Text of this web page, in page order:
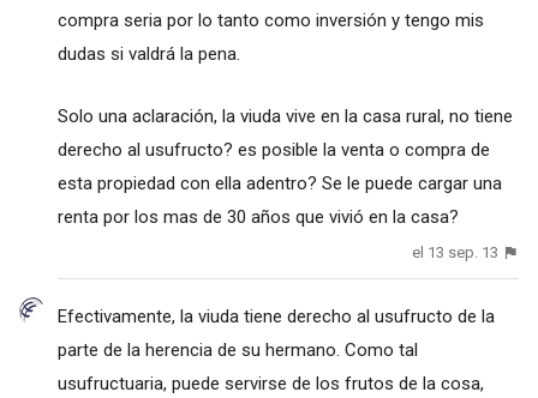
compra seria por lo tanto como inversión y tengo mis
dudas si valdrá la pena.
Solo una aclaración, la viuda vive en la casa rural, no tiene
derecho al usufructo? es posible la venta o compra de
esta propiedad con ella adentro? Se le puede cargar una
renta por los mas de 30 años que vivió en la casa?
el 13 sep. 13
Efectivamente, la viuda tiene derecho al usufructo de la
parte de la herencia de su hermano. Como tal
usufructuaria, puede servirse de los frutos de la cosa,